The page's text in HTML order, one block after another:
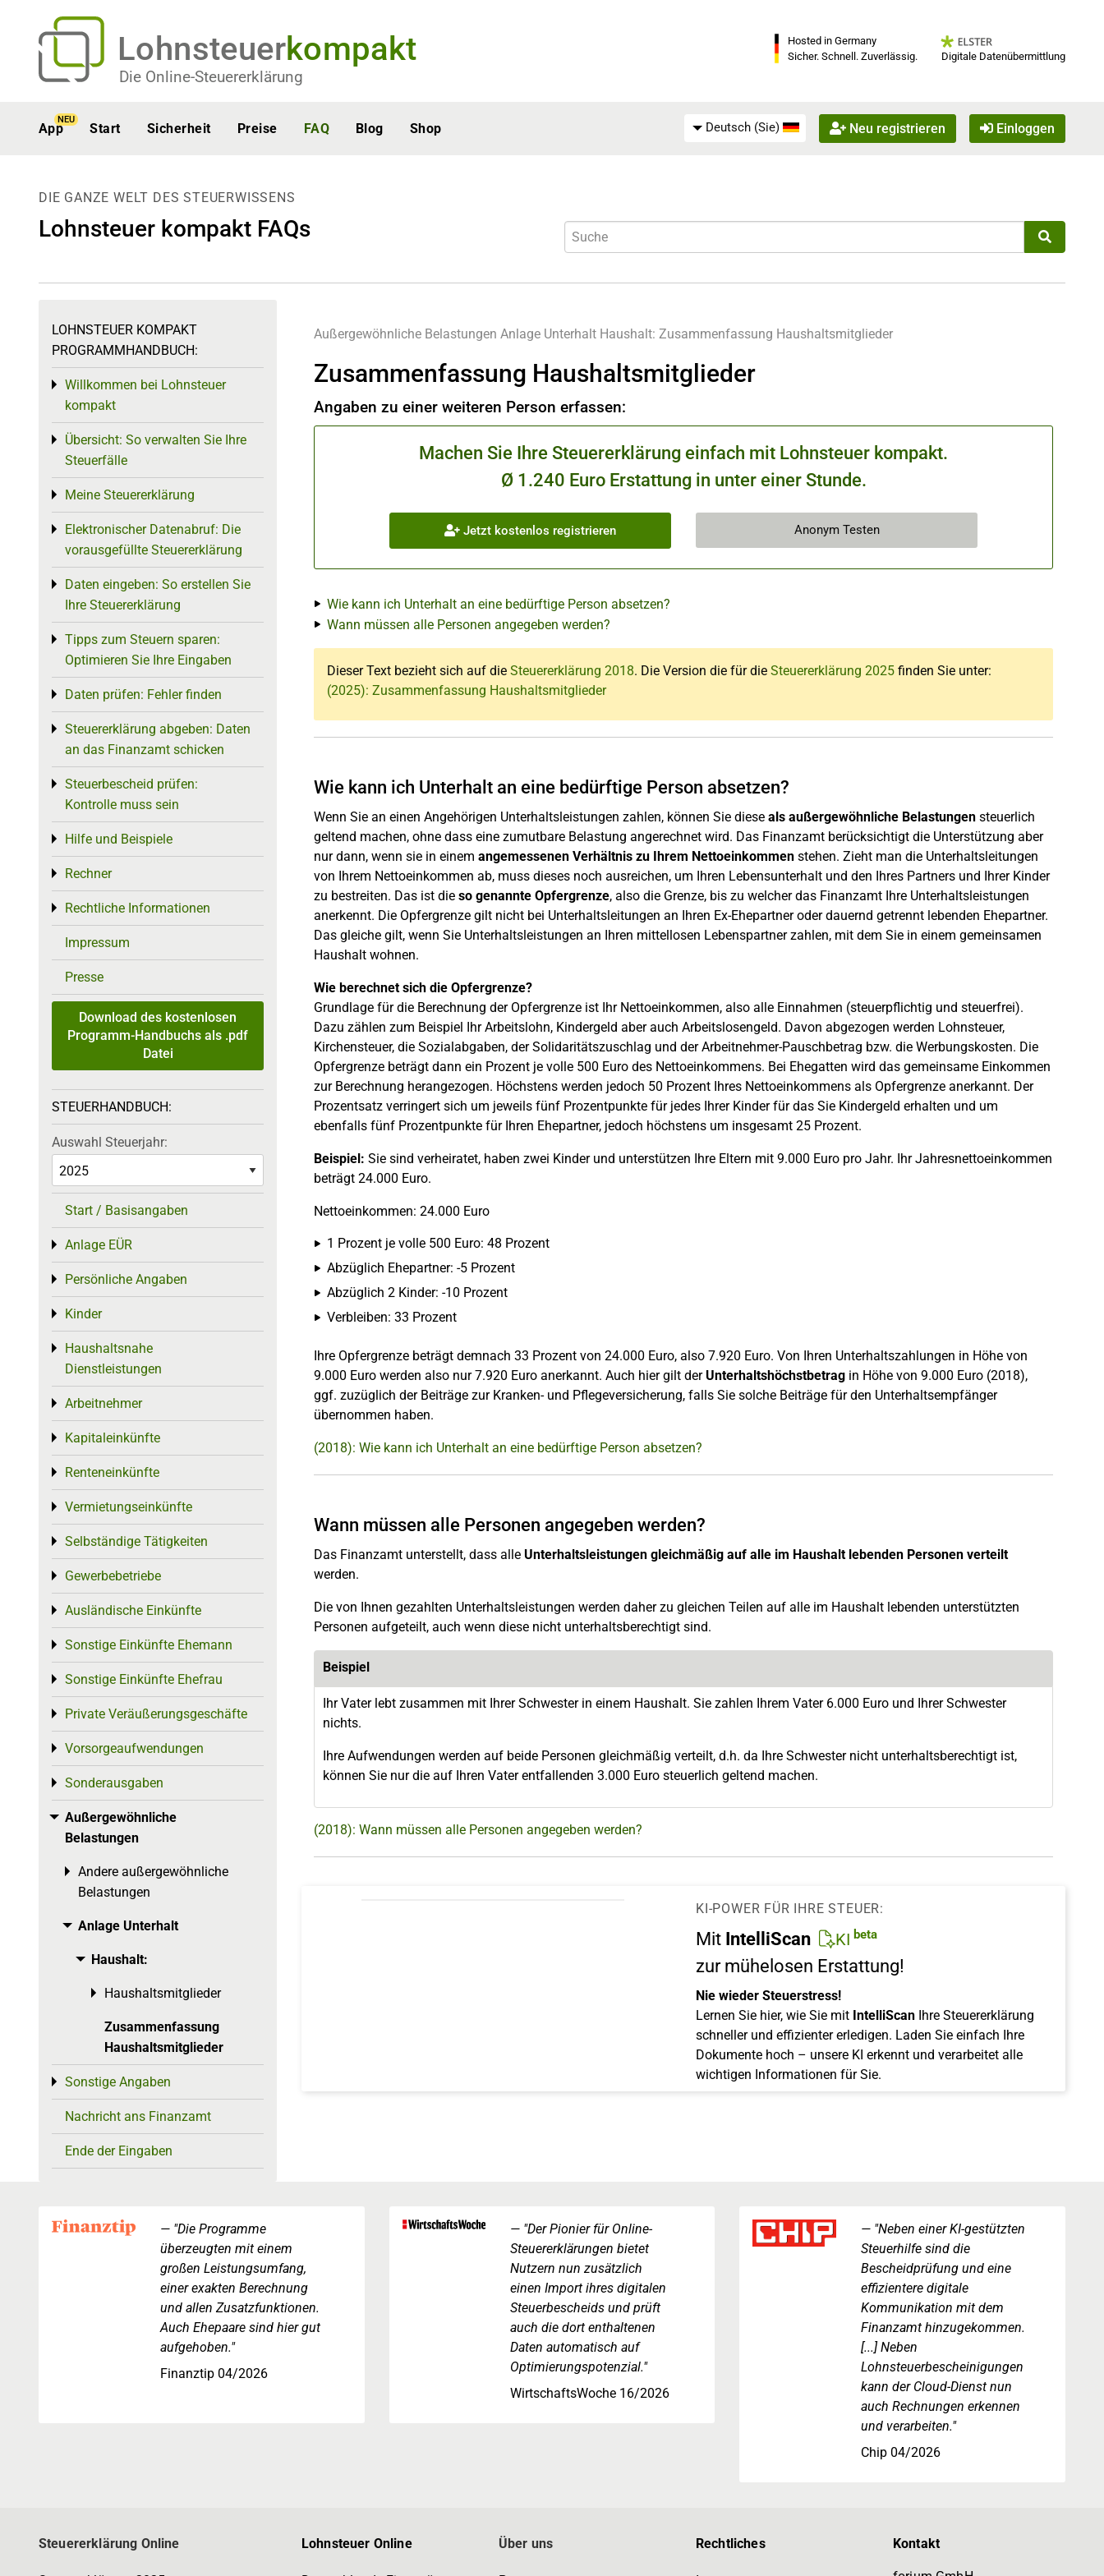
Lohnsteuerkompakt
Die Online-Steuererklärung
Hosted in Germany
Sicher. Schnell. Zuverlässig.
Digitale Datenübermittlung
App
NEU
Start Sicherheit Preise FAQ Blog Shop Deutsch (Sie) Neu registrieren Einloggen
DIE GANZE WELT DES STEUERWISSENS
Lohnsteuer kompakt FAQs
Außergewöhnliche Belastungen Anlage Unterhalt Haushalt: Zusammenfassung Haushaltsmitglieder
Zusammenfassung Haushaltsmitglieder
Angaben zu einer weiteren Person erfassen:
Machen Sie Ihre Steuererklärung einfach mit Lohnsteuer kompakt.
Ø 1.240 Euro Erstattung in unter einer Stunde.
Jetzt kostenlos registrieren Anonym Testen
Wie kann ich Unterhalt an eine bedürftige Person absetzen?
Wann müssen alle Personen angegeben werden?
Dieser Text bezieht sich auf die Steuererklärung 2018. Die Version die für die Steuererklärung 2025 finden Sie unter:
(2025): Zusammenfassung Haushaltsmitglieder
Wie kann ich Unterhalt an eine bedürftige Person absetzen?
Wenn Sie an einen Angehörigen Unterhaltsleistungen zahlen, können Sie diese als außergewöhnliche Belastungen steuerlich
geltend machen, ohne dass eine zumutbare Belastung angerechnet wird. Das Finanzamt berücksichtigt die Unterstützung aber
nur dann, wenn sie in einem angemessenen Verhältnis zu Ihrem Nettoeinkommen stehen. Zieht man die Unterhaltsleitungen
von Ihrem Nettoeinkommen ab, muss dieses noch ausreichen, um Ihren Lebensunterhalt und den Ihres Partners und Ihrer Kinder
zu bestreiten. Das ist die so genannte Opfergrenze, also die Grenze, bis zu welcher das Finanzamt Ihre Unterhaltsleistungen
anerkennt. Die Opfergrenze gilt nicht bei Unterhaltsleitungen an Ihren Ex-Ehepartner oder dauernd getrennt lebenden Ehepartner.
Das gleiche gilt, wenn Sie Unterhaltsleistungen an Ihren mittellosen Lebenspartner zahlen, mit dem Sie in einem gemeinsamen
Haushalt wohnen.
Wie berechnet sich die Opfergrenze?
Grundlage für die Berechnung der Opfergrenze ist Ihr Nettoeinkommen, also alle Einnahmen (steuerpflichtig und steuerfrei).
Dazu zählen zum Beispiel Ihr Arbeitslohn, Kindergeld aber auch Arbeitslosengeld. Davon abgezogen werden Lohnsteuer,
Kirchensteuer, die Sozialabgaben, der Solidaritätszuschlag und der Arbeitnehmer-Pauschbetrag bzw. die Werbungskosten. Die
Opfergrenze beträgt dann ein Prozent je volle 500 Euro des Nettoeinkommens. Bei Ehegatten wird das gemeinsame Einkommen
zur Berechnung herangezogen. Höchstens werden jedoch 50 Prozent Ihres Nettoeinkommens als Opfergrenze anerkannt. Der
Prozentsatz verringert sich um jeweils fünf Prozentpunkte für jedes Ihrer Kinder für das Sie Kindergeld erhalten und um
ebenfalls fünf Prozentpunkte für Ihren Ehepartner, jedoch höchstens um insgesamt 25 Prozent.
Beispiel: Sie sind verheiratet, haben zwei Kinder und unterstützen Ihre Eltern mit 9.000 Euro pro Jahr. Ihr Jahresnettoeinkommen
beträgt 24.000 Euro.
Nettoeinkommen: 24.000 Euro
1 Prozent je volle 500 Euro: 48 Prozent
Abzüglich Ehepartner: -5 Prozent
Abzüglich 2 Kinder: -10 Prozent
Verbleiben: 33 Prozent
Ihre Opfergrenze beträgt demnach 33 Prozent von 24.000 Euro, also 7.920 Euro. Von Ihren Unterhaltszahlungen in Höhe von
9.000 Euro werden also nur 7.920 Euro anerkannt. Auch hier gilt der Unterhaltshöchstbetrag in Höhe von 9.000 Euro (2018),
ggf. zuzüglich der Beiträge zur Kranken- und Pflegeversicherung, falls Sie solche Beiträge für den Unterhaltsempfänger
übernommen haben.
(2018): Wie kann ich Unterhalt an eine bedürftige Person absetzen?
Wann müssen alle Personen angegeben werden?
Das Finanzamt unterstellt, dass alle Unterhaltsleistungen gleichmäßig auf alle im Haushalt lebenden Personen verteilt
werden.
Die von Ihnen gezahlten Unterhaltsleistungen werden daher zu gleichen Teilen auf alle im Haushalt lebenden unterstützten
Personen aufgeteilt, auch wenn diese nicht unterhaltsberechtigt sind.
Beispiel
Ihr Vater lebt zusammen mit Ihrer Schwester in einem Haushalt. Sie zahlen Ihrem Vater 6.000 Euro und Ihrer Schwester
nichts.
Ihre Aufwendungen werden auf beide Personen gleichmäßig verteilt, d.h. da Ihre Schwester nicht unterhaltsberechtigt ist,
können Sie nur die auf Ihren Vater entfallenden 3.000 Euro steuerlich geltend machen.
(2018): Wann müssen alle Personen angegeben werden?
KI-POWER FÜR IHRE STEUER:
Mit IntelliScan KI beta
zur mühelosen Erstattung!
Nie wieder Steuerstress!
Lernen Sie hier, wie Sie mit IntelliScan Ihre Steuererklärung
schneller und effizienter erledigen. Laden Sie einfach Ihre
Dokumente hoch – unsere KI erkennt und verarbeitet alle
wichtigen Informationen für Sie.
LOHNSTEUER KOMPAKT
PROGRAMMHANDBUCH:
Willkommen bei Lohnsteuer
kompakt
Toggle menu
Übersicht: So verwalten Sie Ihre
Steuerfälle
Toggle menu
Meine Steuererklärung
Toggle menu
Elektronischer Datenabruf: Die
vorausgefüllte Steuererklärung
Toggle menu
Daten eingeben: So erstellen Sie
Ihre Steuererklärung
Toggle menu
Tipps zum Steuern sparen:
Optimieren Sie Ihre Eingaben
Toggle menu
Daten prüfen: Fehler finden
Toggle menu
Steuererklärung abgeben: Daten
an das Finanzamt schicken
Toggle menu
Steuerbescheid prüfen:
Kontrolle muss sein
Toggle menu
Hilfe und Beispiele
Toggle menu
Rechner
Toggle menu
Rechtliche Informationen
Toggle menu
Impressum
Presse
Download des kostenlosen
Programm-Handbuchs als .pdf
Datei
STEUERHANDBUCH:
Auswahl Steuerjahr:
Start / Basisangaben
Anlage EÜR
Toggle menu
Persönliche Angaben
Toggle menu
Kinder
Toggle menu
Haushaltsnahe
Dienstleistungen
Toggle menu
Arbeitnehmer
Toggle menu
Kapitaleinkünfte
Toggle menu
Renteneinkünfte
Toggle menu
Vermietungseinkünfte
Toggle menu
Selbständige Tätigkeiten
Toggle menu
Gewerbebetriebe
Toggle menu
Ausländische Einkünfte
Toggle menu
Sonstige Einkünfte Ehemann
Toggle menu
Sonstige Einkünfte Ehefrau
Toggle menu
Private Veräußerungsgeschäfte
Toggle menu
Vorsorgeaufwendungen
Toggle menu
Sonderausgaben
Toggle menu
Außergewöhnliche
Belastungen
Toggle menu
Andere außergewöhnliche
Belastungen
Toggle menu
Anlage Unterhalt
Toggle menu
Haushalt:
Toggle menu
Haushaltsmitglieder
Toggle menu
Zusammenfassung
Haushaltsmitglieder
Sonstige Angaben
Toggle menu
Nachricht ans Finanzamt
Ende der Eingaben
"Die Programme
überzeugten mit einem
großen Leistungsumfang,
einer exakten Berechnung
und allen Zusatzfunktionen.
Auch Ehepaare sind hier gut
aufgehoben."
Finanztip 04/2026
"Der Pionier für Online-
Steuererklärungen bietet
Nutzern nun zusätzlich
einen Import ihres digitalen
Steuerbescheids und prüft
auch die dort enthaltenen
Daten automatisch auf
Optimierungspotenzial."
WirtschaftsWoche 16/2026
"Neben einer KI-gestützten
Steuerhilfe sind die
Bescheidprüfung und eine
effizientere digitale
Kommunikation mit dem
Finanzamt hinzugekommen.
[...] Neben
Lohnsteuerbescheinigungen
kann der Cloud-Dienst nun
auch Rechnungen erkennen
und verarbeiten."
Chip 04/2026
Steuererklärung Online Lohnsteuer Online Über uns Rechtliches Kontakt